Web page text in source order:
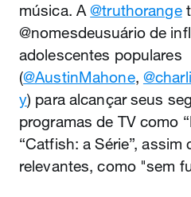
música. A@truthorange
@nomesdeusuário de
adolescentes populares
(@AustinMahone,
y) para alcançar seus
programas de TV como
“Catfish: a Série”,
relevantes, como "sem